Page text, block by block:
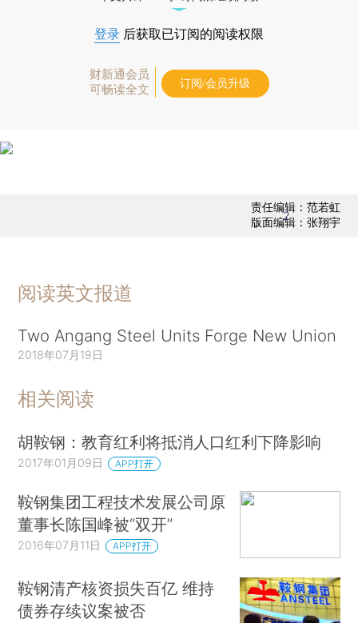
登录 后获取已订阅的阅读权限
财新通会员
可畅读全文
订阅/会员升级
责任编辑：范若虹
版面编辑：张翔宇
2
阅读英文报道
Two Angang Steel Units Forge New Union
2018年07月19日
相关阅读
胡鞍钢：教育红利将抵消人口红利下降影响
2017年01月09日 APP打开
鞍钢集团工程技术发展公司原
董事长陈国峰被“双开”
2016年07月11日 APP打开
鞍钢清产核资损失百亿 维持
债券存续议案被否